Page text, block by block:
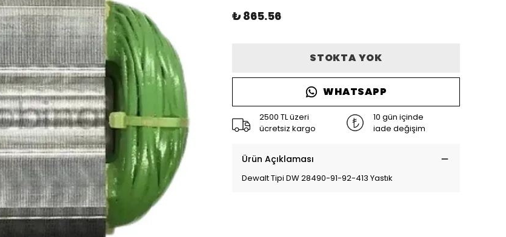
₺ 865.56
STOKTA YOK
WHATSAPP
2500 TL üzeri
ücretsiz kargo
10 gün içinde
iade değişim
Ürün Açıklaması
Dewalt Tipi DW 28490-91-92-413 Yastık